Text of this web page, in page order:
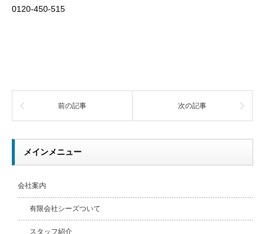
0120-450-515
前の記事 次の記事
メインメニュー
会社案内
有限会社シーズついて
スタッフ紹介